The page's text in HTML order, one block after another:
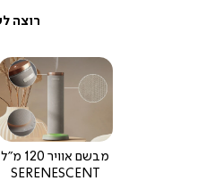
מבשם אוויר 120 מ"ל
SERENESCENT